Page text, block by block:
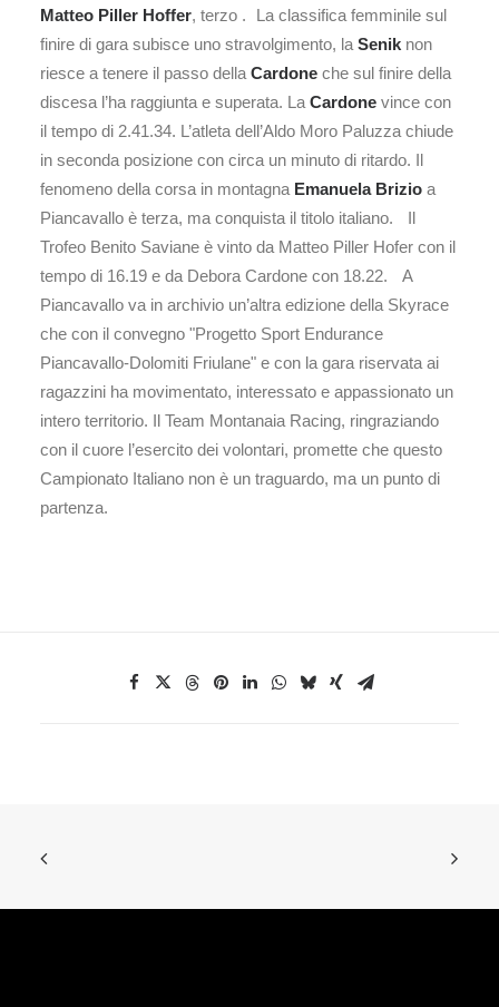
Matteo Piller Hoffer, terzo . La classifica femminile sul
finire di gara subisce uno stravolgimento, la Senik non
riesce a tenere il passo della Cardone che sul finire della
discesa l’ha raggiunta e superata. La Cardone vince con
il tempo di 2.41.34. L’atleta dell’Aldo Moro Paluzza chiude
in seconda posizione con circa un minuto di ritardo. Il
fenomeno della corsa in montagna Emanuela Brizio a
Piancavallo è terza, ma conquista il titolo italiano. Il
Trofeo Benito Saviane è vinto da Matteo Piller Hofer con il
tempo di 16.19 e da Debora Cardone con 18.22. A
Piancavallo va in archivio un’altra edizione della Skyrace
che con il convegno "Progetto Sport Endurance
Piancavallo-Dolomiti Friulane" e con la gara riservata ai
ragazzini ha movimentato, interessato e appassionato un
intero territorio. Il Team Montanaia Racing, ringraziando
con il cuore l’esercito dei volontari, promette che questo
Campionato Italiano non è un traguardo, ma un punto di
partenza.